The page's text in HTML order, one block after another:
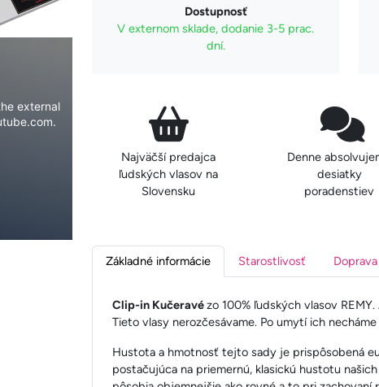
external
Dostupnosť
V externom sklade, dodanie 3-5 prac.
dní.
Najväčší predajca
ľudských vlasov na
Slovensku
Denne
desiatky
poradenstiev
Základné informácie Starostlivosť Doprava
Clip-in Kučeravézo 100% ľudských vlasov
Tieto vlasy nerozčesávame. Po umytí ich
Hustota a hmotnosť tejto sady je prispôsobená
postačujúca na priemernú, klasickú hustotu